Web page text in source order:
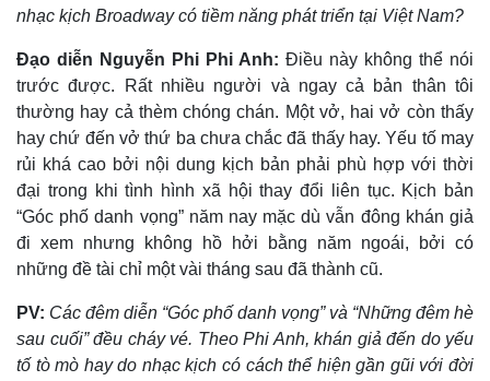
nhạc kịch Broadway có tiềm năng phát triển tại Việt Nam?
Đạo diễn Nguyễn Phi Phi Anh: Điều này không thể nói
trước được. Rất nhiều người và ngay cả bản thân tôi
thường hay cả thèm chóng chán. Một vở, hai vở còn thấy
hay chứ đến vở thứ ba chưa chắc đã thấy hay. Yếu tố may
rủi khá cao bởi nội dung kịch bản phải phù hợp với thời
đại trong khi tình hình xã hội thay đổi liên tục. Kịch bản
“Góc phố danh vọng” năm nay mặc dù vẫn đông khán giả
đi xem nhưng không hồ hởi bằng năm ngoái, bởi có
những đề tài chỉ một vài tháng sau đã thành cũ.
PV: Các đêm diễn “Góc phố danh vọng” và “Những đêm hè
sau cuối” đều cháy vé. Theo Phi Anh, khán giả đến do yếu
tố tò mò hay do nhạc kịch có cách thể hiện gần gũi với đời